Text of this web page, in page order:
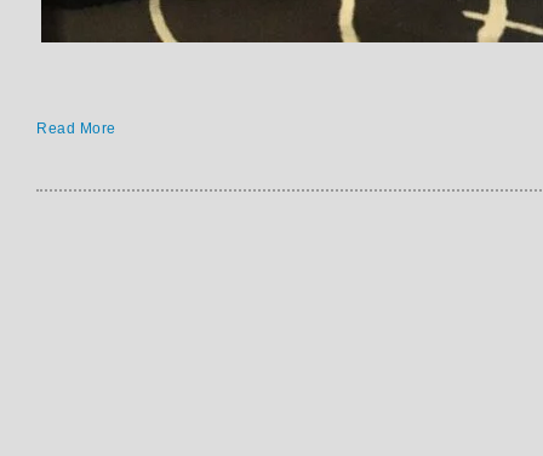
Read More